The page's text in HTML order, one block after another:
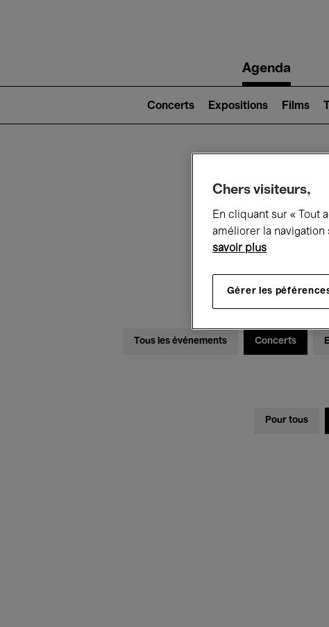
navigationAgenda
2)
Concerts Expositions Films
Ce
Tous les événements Concerts
Pour tous
Chers visiteurs,
En cliquant sur « Tout
améliorer la
savoir plus
Gérer les